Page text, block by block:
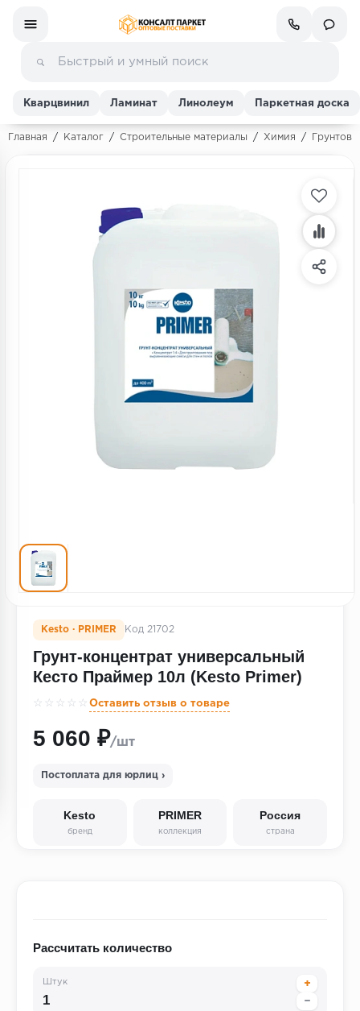
Кварц-винил (ПВХ плитка)
Инженерная доска
Пробковое покрытие
Ковровая плитка
Строительные материалы
Кварцвинил Ламинат Линолеум Паркетная доска
Главная / Каталог / Строительные материалы / Химия /
Kesto · PRIMER Код 21702
Грунт-концентрат универсальный
Кесто Праймер 10л (Kesto Primer)
☆☆☆☆☆ Оставить отзыв о товаре
5 060 ₽/шт
Постоплата для юрлиц ›
Kesto
бренд
PRIMER
коллекция
Россия
страна
Рассчитать количество
Штук
+
−